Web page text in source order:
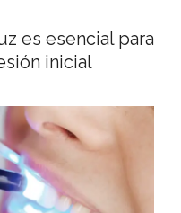
es esencial para
inicial